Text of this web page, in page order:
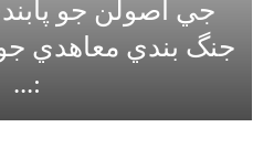
جي اصولن جو
جنگ بندي معاهدي
:...